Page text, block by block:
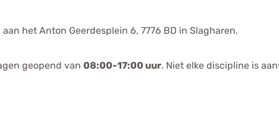
het Anton Geerdesplein 6, 7776 BD in Slagharen.
geopend van 08:00-17:00 uur. Niet elke discipline is